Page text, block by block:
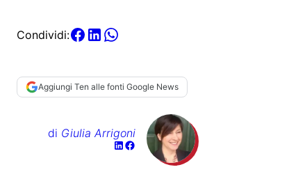
Condividi:
Aggiungi Ten alle fonti Google News
di Giulia Arrigoni